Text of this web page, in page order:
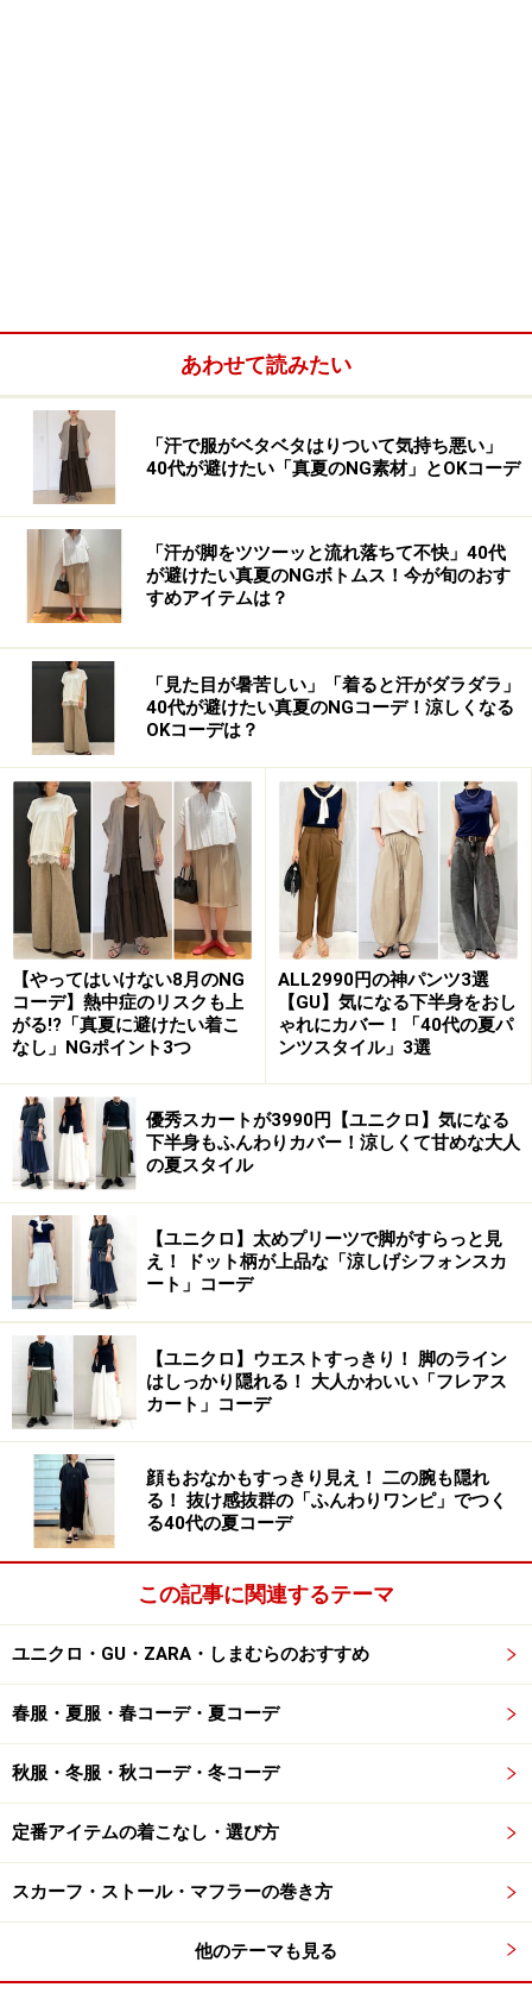
あわせて読みたい
「汗で服がベタベタはりついて気持ち悪い」
40代が避けたい「真夏のNG素材」とOKコーデ
「汗が脚をツツーッと流れ落ちて不快」40代
が避けたい真夏のNGボトムス！今が旬のおす
すめアイテムは？
「見た目が暑苦しい」「着ると汗がダラダラ」
40代が避けたい真夏のNGコーデ！涼しくなる
OKコーデは？
【やってはいけない8月のNG
コーデ】熱中症のリスクも上
がる!?「真夏に避けたい着こ
なし」NGポイント3つ
ALL2990円の神パンツ3選
【GU】気になる下半身をおし
ゃれにカバー！「40代の夏パ
ンツスタイル」3選
優秀スカートが3990円【ユニクロ】気になる
下半身もふんわりカバー！涼しくて甘めな大人
の夏スタイル
【ユニクロ】太めプリーツで脚がすらっと見
え！ ドット柄が上品な「涼しげシフォンスカ
ート」コーデ
【ユニクロ】ウエストすっきり！ 脚のライン
はしっかり隠れる！ 大人かわいい「フレアス
カート」コーデ
顔もおなかもすっきり見え！ 二の腕も隠れ
る！ 抜け感抜群の「ふんわりワンピ」でつく
る40代の夏コーデ
この記事に関連するテーマ
ユニクロ・GU・ZARA・しまむらのおすすめ
春服・夏服・春コーデ・夏コーデ
秋服・冬服・秋コーデ・冬コーデ
定番アイテムの着こなし・選び方
スカーフ・ストール・マフラーの巻き方
他のテーマも見る